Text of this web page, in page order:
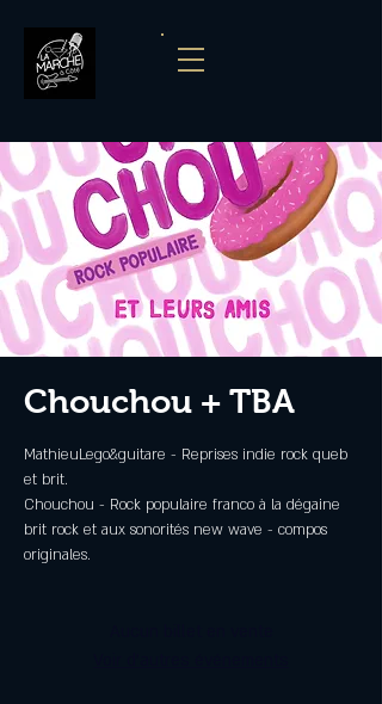
Chouchou + TBA
MathieuLego&guitare - Reprises indie rock queb
et brit.
Chouchou - Rock populaire franco à la dégaine
brit rock et aux sonorités new wave - compos
originales.